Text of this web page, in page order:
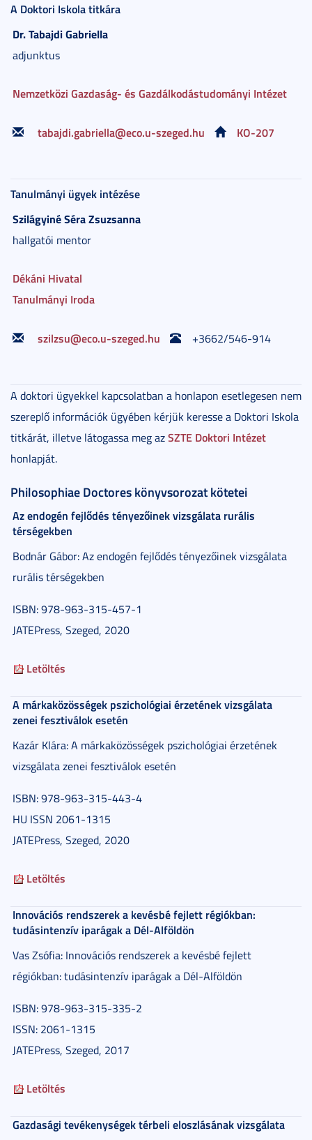
A Doktori Iskola titkára
Dr. TabajdiGabriella
adjunktus
Nemzetközi Gazdaság- és Gazdálkodástudományi Intézet
tabajdi.gabriella@eco.u-szeged.hu KO-207
Tanulmányi ügyek intézése
Szilágyiné SéraZsuzsanna
hallgatói mentor
Dékáni Hivatal
Tanulmányi Iroda
szilzsu@eco.u-szeged.hu +3662/546-914
A doktori ügyekkel kapcsolatban a honlapon esetlegesen nem
szereplő információk ügyében kérjük keresse a Doktori Iskola
titkárát, illetve látogassa meg azSZTE Doktori Intézet
honlapját.
Philosophiae Doctores könyvsorozat kötetei
Az endogén fejlődés tényezőinek vizsgálata rurális
térségekben
Bodnár Gábor: Az endogén fejlődés tényezőinek vizsgálata
rurális térségekben
ISBN: 978-963-315-457-1
JATEPress, Szeged, 2020
Letöltés
A márkaközösségek pszichológiai érzetének vizsgálata
zenei fesztiválok esetén
Kazár Klára: A márkaközösségek pszichológiai érzetének
vizsgálata zenei fesztiválok esetén
ISBN: 978-963-315-443-4
HU ISSN 2061-1315
JATEPress, Szeged, 2020
Letöltés
Innovációs rendszerek a kevésbé fejlett régiókban:
tudásintenzív iparágak a Dél-Alföldön
Vas Zsófia: Innovációs rendszerek a kevésbé fejlett
régiókban: tudásintenzív iparágak a Dél-Alföldön
ISBN: 978-963-315-335-2
ISSN: 2061-1315
JATEPress, Szeged, 2017
Letöltés
Gazdasági tevékenységek térbeli eloszlásának vizsgálata